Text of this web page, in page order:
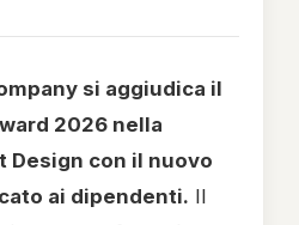
si aggiudica il
2026 nella
Design con il nuovo
ai dipendenti. Il